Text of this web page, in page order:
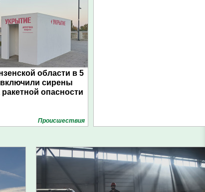
области в 5
включили сирены
ракетной опасности
Проиcшествия